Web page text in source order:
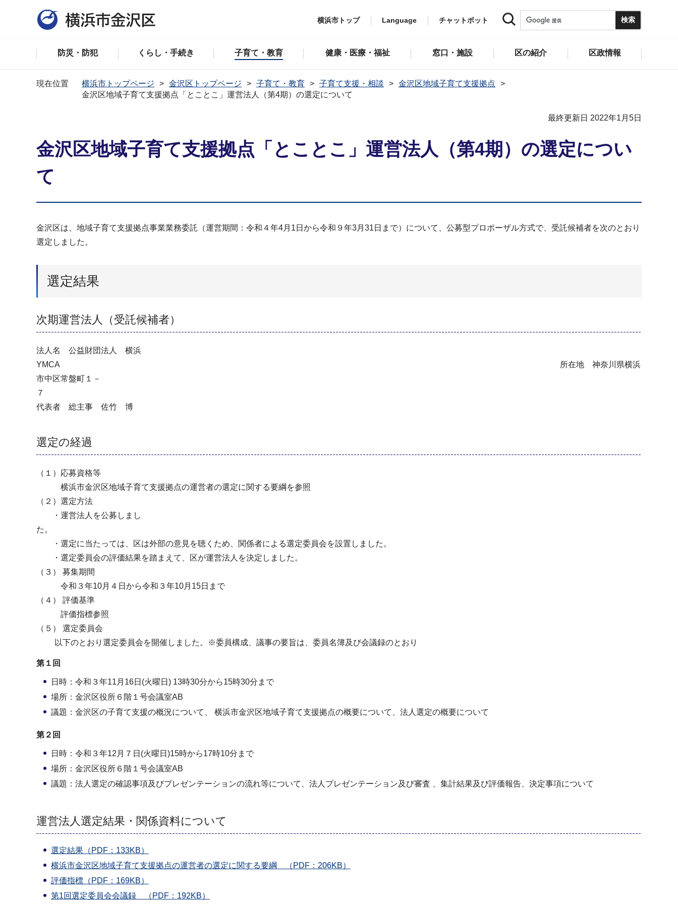
横浜市トップ Language チャットボット
防災・防犯 くらし・手続き 子育て・教育 健康・医療・福祉 窓口・施設 区の紹介 区政情報
現在位置 横浜市トップページ 金沢区トップページ 子育て・教育 子育て支援・相談
金沢区地域子育て支援拠点
金沢区地域子育て支援拠点「とことこ」運営法人（第4期）の選定について
最終更新日 2022年1月5日
金沢区地域子育て支援拠点「とことこ」運営法人（第4期）の選定につい
て
金沢区は、地域子育て支援拠点事業業務委託（運営期間：令和４年4月1日から令和９年3月31日まで）について、公募型プロポーザル方式で、受託候補者を次のとおり
選定しました。
選定結果
次期運営法人（受託候補者）
法人名 公益財団法人 横浜
YMCA 所在地 神奈川県横浜
市中区常盤町１－
代表者 総主事 佐竹 博
選定の経過
（１）応募資格等
横浜市金沢区地域子育て支援拠点の運営者の選定に関する要綱を参照
（２）選定方法
・運営法人を公募しまし
た。
・選定に当たっては、区は外部の意見を聴くため、関係者による選定委員会を設置しました。
・選定委員会の評価結果を踏まえて、区が運営法人を決定しました。
（３） 募集期間
令和３年10月４日から令和３年10月15日まで
（４） 評価基準
評価指標参照
（５） 選定委員会
以下のとおり選定委員会を開催しました。※委員構成、議事の要旨は、委員名簿及び会議録のとおり
第１回
日時：令和３年11月16日(火曜日) 13時30分から15時30分まで
場所：金沢区役所６階１号会議室AB
議題：金沢区の子育て支援の概況について、 横浜市金沢区地域子育て支援拠点の概要について、法人選定の概要について
第２回
日時：令和３年12月７日(火曜日)15時から17時10分まで
場所：金沢区役所６階１号会議室AB
議題：法人選定の確認事項及びプレゼンテーションの流れ等について、法人プレゼンテーション及び審査 、集計結果及び評価報告、決定事項について
運営法人選定結果・関係資料について
選定結果（PDF：133KB）
横浜市金沢区地域子育て支援拠点の運営者の選定に関する要綱 （PDF：206KB）
評価指標（PDF：169KB）
第1回選定委員会会議録 （PDF：192KB）